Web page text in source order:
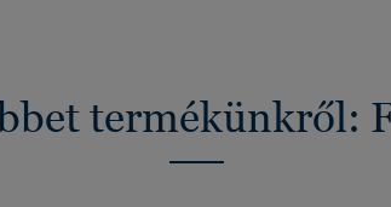
termékünkről: